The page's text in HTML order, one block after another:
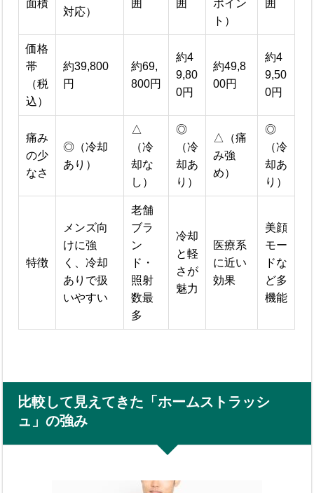
面積
対応）
囲 囲
ポイン
ト）
囲
価格
帯
（税
込）
約39,800
円
約69,
800円
約4
9,80
0円
約49,8
00円
約4
9,50
0円
痛み
の少
なさ
◎（冷却
あり）
△
（冷
却な
し）
◎
（冷
却あ
り）
△（痛
み強
め）
◎
（冷
却あ
り）
特徴
メンズ向
けに強
く、冷却
ありで扱
いやすい
老舗
ブラ
ン
ド・
照射
数最
多
冷却
と軽
さが
魅力
医療系
に近い
効果
美顔
モー
ドな
ど多
機能
比較して見えてきた「ホームストラッシ
ュ」の強み